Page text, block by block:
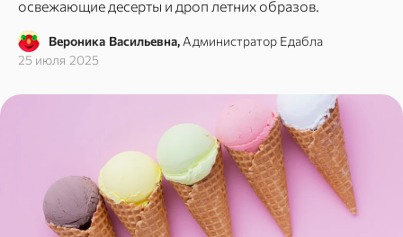
освежающие десерты и дроп летних образов.
Вероника Васильевна, Администратор Едабла
25 июля 2025